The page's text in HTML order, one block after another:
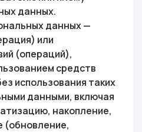
данных.
данных —
или
(операций),
средств
использования таких
данными, включая
накопление,
(обновление,